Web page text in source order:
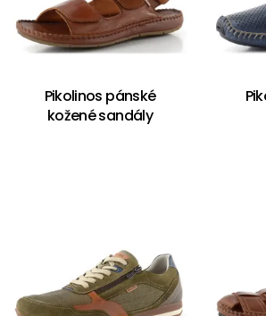
Pikolinos pánské
kožené sandály